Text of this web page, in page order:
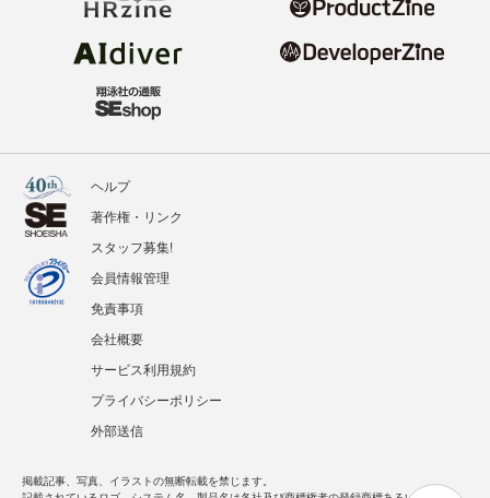
ヘルプ
著作権・リンク
スタッフ募集!
会員情報管理
免責事項
会社概要
サービス利用規約
プライバシーポリシー
外部送信
掲載記事、写真、イラストの無断転載を禁じます。